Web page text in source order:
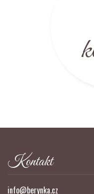
Kontakt
info@berynka.cz